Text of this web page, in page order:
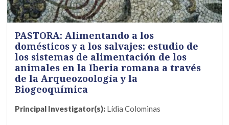
PASTORA: Alimentando a los
domésticos y a los salvajes: estudio de
los sistemas de alimentación de los
animales en la Iberia romana a través
de la Arqueozoología y la
Biogeoquímica
Principal Investigator(s): Lídia Colominas